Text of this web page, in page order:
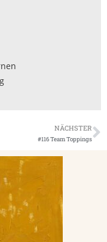
NÄCHSTER
#116 Team Toppings